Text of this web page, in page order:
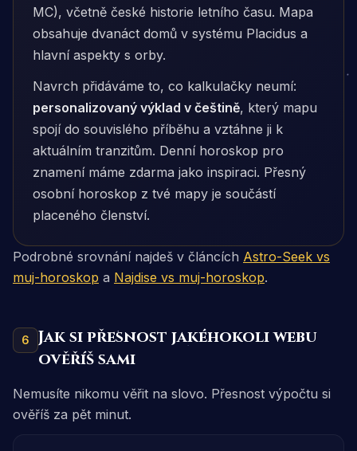
MC), včetně české historie letního času. Mapa
obsahuje dvanáct domů v systému Placidus a
hlavní aspekty s orby.
Navrch přidáváme to, co kalkulačky neumí:
personalizovaný výklad v češtině, který mapu
spojí do souvislého příběhu a vztáhne ji k
aktuálním tranzitům. Denní horoskop pro
znamení máme zdarma jako inspiraci. Přesný
osobní horoskop z tvé mapy je součástí
placeného členství.
Podrobné srovnání najdeš v článcích Astro-Seek vs
muj-horoskop a Najdise vs muj-horoskop.
6
Jak si přesnost jakéhokoli webu
ověříš sami
Nemusíte nikomu věřit na slovo. Přesnost výpočtu si
ověříš za pět minut.